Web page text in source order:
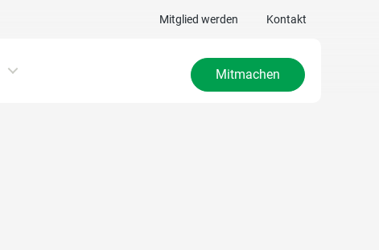
Mitglied werden Kontakt
Mitmachen